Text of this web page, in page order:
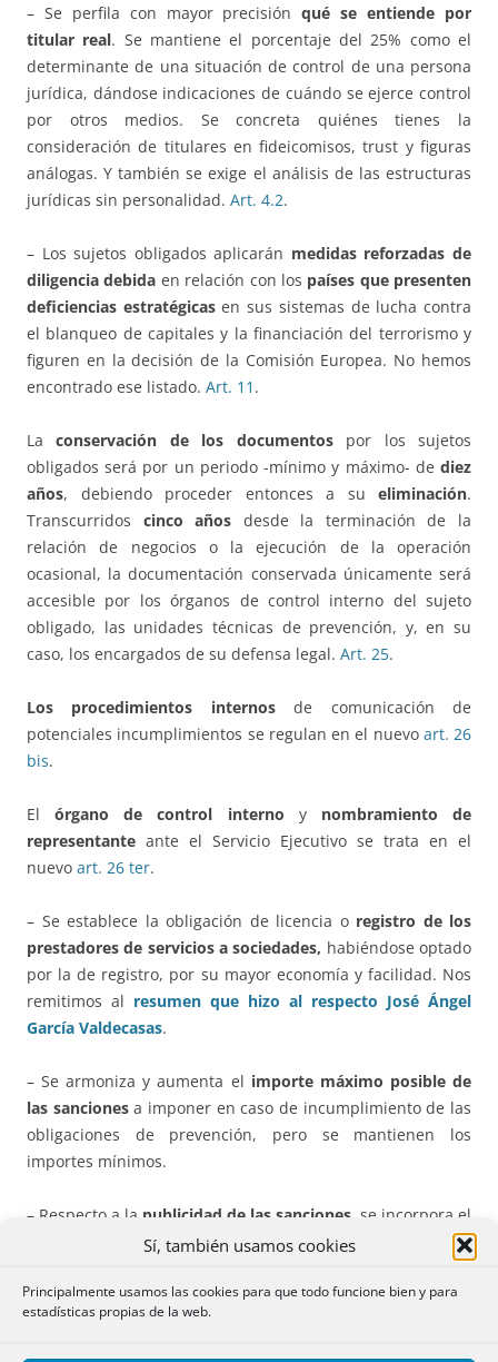
Sí, también usamos cookies
Principalmente usamos las cookies para que todo funcione bien y para
estadísticas propias de la web.
– Se perfila con mayor precisiónqué se entiende por
titular real. Se mantiene el porcentaje del 25% como el
determinante de una situación de control de una persona
jurídica, dándose indicaciones de cuándo se ejerce control
por otros medios. Se concreta quiénes tienes la
consideración de titulares en fideicomisos, trust y figuras
análogas. Y también se exige el análisis de las estructuras
jurídicas sin personalidad. Art. 4.2.
– Los sujetos obligados aplicarán medidas reforzadas de
diligencia debida en relación con los países que presenten
deficiencias estratégicasen sus sistemas de lucha contra
el blanqueo de capitales y la financiación del terrorismo y
figuren en la decisión de la Comisión Europea. No hemos
encontrado ese listado. Art. 11 .
Laconservación de los documentos por los sujetos
obligados será por un periodo -mínimo y máximo- de diez
años, debiendo proceder entonces a su eliminación.
Transcurridos cinco años desde la terminación de la
relación de negocios o la ejecución de la operación
ocasional, la documentación conservada únicamente será
accesible por los órganos de control interno del sujeto
obligado, las unidades técnicas de prevención, y, en su
caso, los encargados de su defensa legal. Art. 25.
Los procedimientos internosde comunicación de
potenciales incumplimientos se regulan en el nuevo art. 26
bis.
Elórgano de control interno y nombramiento de
representante ante el Servicio Ejecutivo se trata en el
nuevo art. 26 ter.
– Se establece la obligación de licencia oregistro de los
prestadores de servicios a sociedades, habiéndose optado
por la de registro, por su mayor economía y facilidad. Nos
remitimos al resumen que hizo al respecto José Ángel
García Valdecasas.
– Se armoniza y aumenta el importe máximo posible de
las sancionesa imponer en caso de incumplimiento de las
obligaciones de prevención, pero se mantienen los
importes mínimos.
– Respecto a la publicidad de las sanciones , se incorpora el
elemento adicional de lapublicidad anónima
de las
sanciones impuestas, en el caso de que no se acuerde la
publicación.